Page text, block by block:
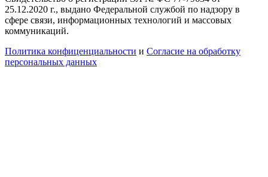
25.12.2020 г., выдано Федеральной службой по надзору в
сфере связи, информационных технологий и массовых
коммуникаций.
Политика конфиценциальности и Согласие на обработку
персональных данных